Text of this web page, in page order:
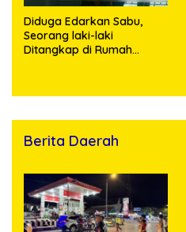
Diduga Edarkan Sabu,
Seorang laki-laki
Ditangkap di Rumah
Berita Daerah